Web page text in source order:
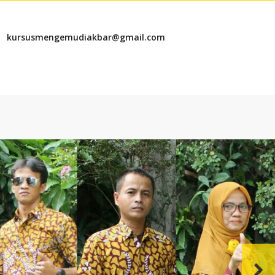
kursusmengemudiakbar@gmail.com